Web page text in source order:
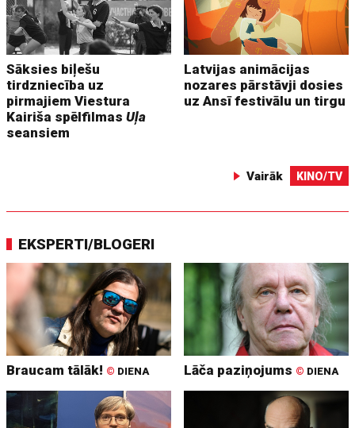
Sāksies biļešu
tirdzniecība uz
pirmajiem Viestura
Kairiša spēlfilmasUļa
seansiem
Latvijas animācijas
nozares pārstāvji dosies
uz Ansī festivālu un tirgu
Vairāk KINO/TV
EKSPERTI/BLOGERI
Braucam tālāk! © DIENA Lāča paziņojums © DIENA